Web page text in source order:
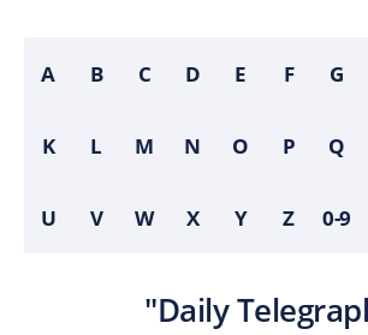
A B C D E F G
K L M N O P Q
U V W X Y Z 0-9
"Daily